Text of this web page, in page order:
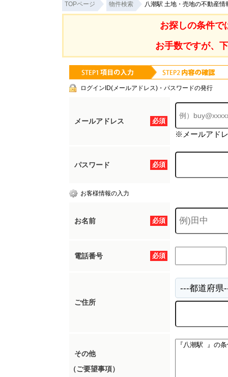
TOPページ 物件検索 八潮駅 土地・売地の不動産情
お探しの条件で
お手数ですが、
ログインID(メールアドレス)・パスワードの発行
必須
メールアドレス
※メールアド
必須
パスワード
お客様情報の入力
必須
お名前
必須
電話番号
ご住所
その他
（ご要望事項）